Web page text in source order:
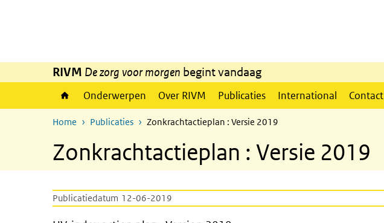
RIVM De zorg voor morgen begint vandaag
Onderwerpen Over RIVM Publicaties International Contact
Home Publicaties Zonkrachtactieplan : Versie 2019
Zonkrachtactieplan : Versie 2019
Publicatiedatum 12-06-2019